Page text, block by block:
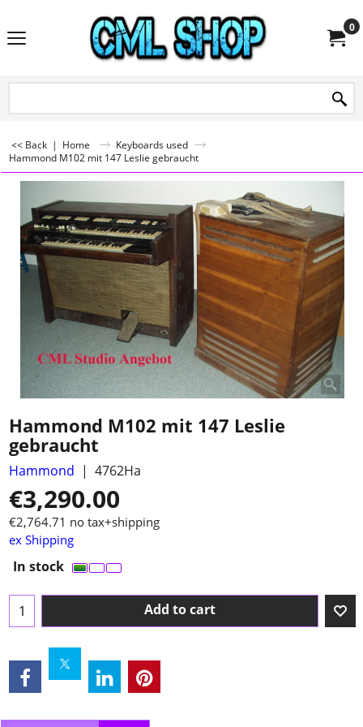
0
<< Back | Home
Keyboards used
Hammond M102 mit 147 Leslie gebraucht
Hammond M102 mit 147 Leslie
gebraucht
Hammond 4762Ha
€3,290.00
€2,764.71 no tax+shipping
ex Shipping
In stock
Add to cart